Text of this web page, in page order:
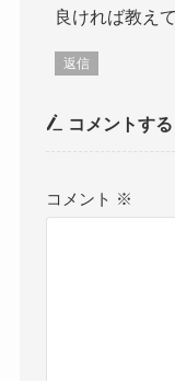
良ければ教え
返信
コメントする
コメント ※